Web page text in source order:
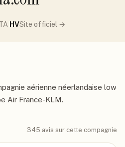
HVSite officiel →
aérienne néerlandaise low
Air France-KLM.
345 avis sur cette compagnie